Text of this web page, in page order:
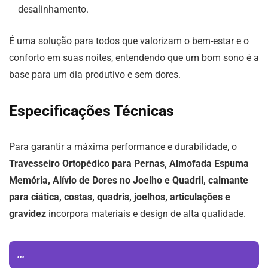
desalinhamento.
É uma solução para todos que valorizam o bem-estar e o
conforto em suas noites, entendendo que um bom sono é a
base para um dia produtivo e sem dores.
Especificações Técnicas
Para garantir a máxima performance e durabilidade, o
Travesseiro Ortopédico para Pernas, Almofada Espuma
Memória, Alívio de Dores no Joelho e Quadril, calmante
para ciática, costas, quadris, joelhos, articulações e
gravidez incorpora materiais e design de alta qualidade.
...